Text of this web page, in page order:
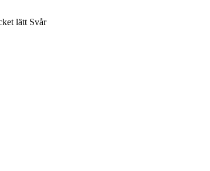
lätt Svår